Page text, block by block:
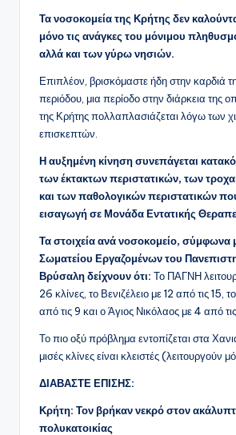
Τα νοσοκομεία της Κρήτης δεν
μόνο τις ανάγκες του μόνιμου
αλλά και των γύρω νησιών.
Επιπλέον, βρισκόμαστε ήδη στην καρδιά
περιόδου, μια περίοδο στην διάρκεια της
της Κρήτης πολλαπλασιάζεται λόγω των
επισκεπτών.
Η αυξημένη κίνηση συνεπάγεται
των έκτακτων περιστατικών, των
και των παθολογικών περιστατικών
εισαγωγή σε Μονάδα Εντατικής
Τα στοιχεία ανά νοσοκομείο, σύμφωνα
Σωματείου Εργαζομένων του
Βρύσαλη δείχνουν ότι: Το ΠΑΓΝΗ
26 κλίνες, το Βενιζέλειο με 12 από τις 15,
από τις 9 και ο Άγιος Νικόλαος με 4 από
Το πιο οξύ πρόβλημα εντοπίζεται στα
μισές κλίνες είναι κλειστές (λειτουργούν
ΔΙΑΒΑΣΤΕ ΕΠΙΣΗΣ:
Κρήτη: Τον βρήκαν νεκρό στον
πολυκατοικίας